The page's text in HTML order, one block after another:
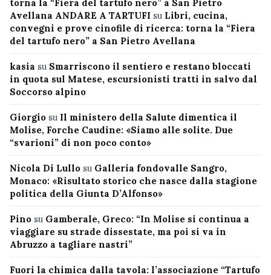
torna la “Fiera del tartufo nero” a San Pietro
Avellana ANDARE A TARTUFI su Libri, cucina,
convegni e prove cinofile di ricerca: torna la “Fiera
del tartufo nero” a San Pietro Avellana
kasia su Smarriscono il sentiero e restano bloccati
in quota sul Matese, escursionisti tratti in salvo dal
Soccorso alpino
Giorgio su Il ministero della Salute dimentica il
Molise, Forche Caudine: «Siamo alle solite. Due
“svarioni” di non poco conto»
Nicola Di Lullo su Galleria fondovalle Sangro,
Monaco: «Risultato storico che nasce dalla stagione
politica della Giunta D’Alfonso»
Pino su Gamberale, Greco: “In Molise si continua a
viaggiare su strade dissestate, ma poi si va in
Abruzzo a tagliare nastri”
Fuori la chimica dalla tavola: l’associazione “Tartufo